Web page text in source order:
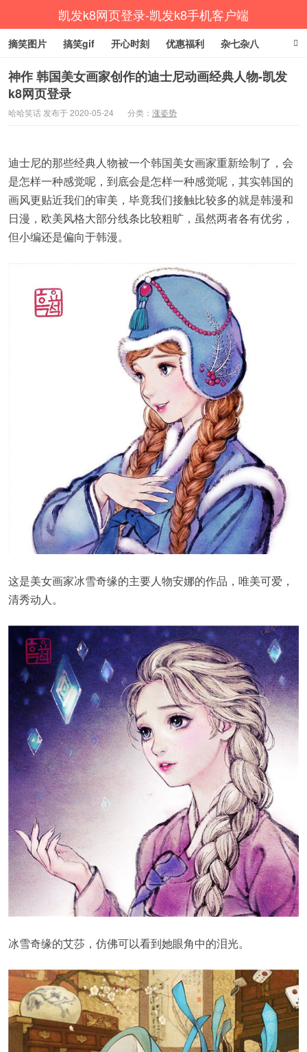
凯发k8网页登录-凯发k8手机客户端
摘笑图片 搞笑gif 开心时刻 优惠福利 杂七杂八
生活健康 涨姿势
神作 韩国美女画家创作的迪士尼动画经典人物-凯发
k8网页登录
哈哈笑话 发布于 2020-05-24 分类： 涨姿势
迪士尼的那些经典人物被一个韩国美女画家重新绘制了，会
是怎样一种感觉呢，到底会是怎样一种感觉呢，其实韩国的
画风更贴近我们的审美，毕竟我们接触比较多的就是韩漫和
日漫，欧美风格大部分线条比较粗旷，虽然两者各有优劣，
但小编还是偏向于韩漫。
这是美女画家冰雪奇缘的主要人物安娜的作品，唯美可爱，
清秀动人。
冰雪奇缘的艾莎，仿佛可以看到她眼角中的泪光。